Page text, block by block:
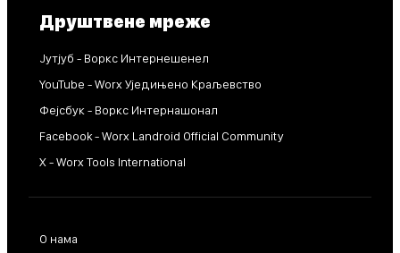
Друштвене мреже
Јутјуб - Воркс Интернешенел
YouTube - Worx Уједињено Краљевство
Фејсбук - Воркс Интернашонал
Facebook - Worx Landroid Official Community
X - Worx Tools International
О нама